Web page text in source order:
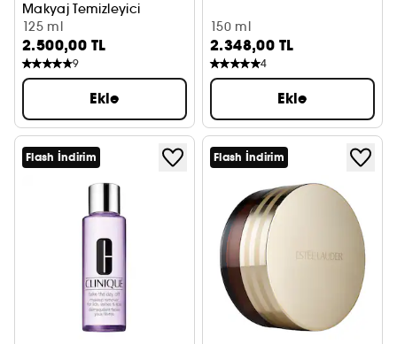
Makyaj Temizleyici
125 ml
2.500,00 TL
9
Ekle
150 ml
2.348,00 TL
4
Ekle
Flash İndirim Flash İndirim